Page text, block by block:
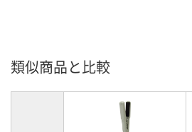
類似商品と比較